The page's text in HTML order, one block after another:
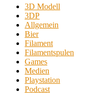
3D Modell
3DP
Allgemein
Bier
Filament
Filamentspulen
Games
Medien
Playstation
Podcast